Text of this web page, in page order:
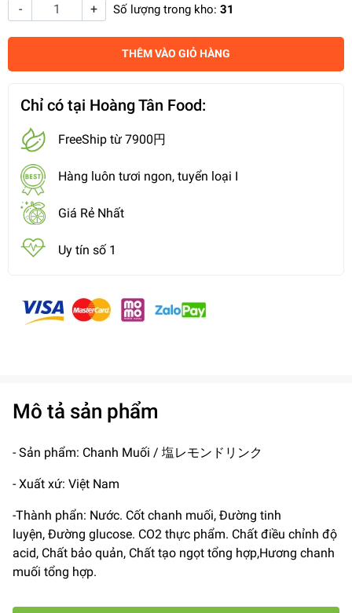
- + Số lượng trong kho: 31
THÊM VÀO GIỎ HÀNG
Chỉ có tại Hoàng Tân Food:
FreeShip từ 7900円
Hàng luôn tươi ngon, tuyển loại I
Giá Rẻ Nhất
Uy tín số 1
Mô tả sản phẩm
- Sản phẩm: Chanh Muối / 塩レモンドリンク
- Xuất xứ: Việt Nam
-Thành phẩn: Nước. Cốt chanh muối, Đường tinh
luyện, Đường glucose. CO2 thực phẩm. Chất điều chỉnh độ
acid, Chất bảo quản, Chất tạo ngọt tổng hợp,Hương chanh
muối tổng hợp.